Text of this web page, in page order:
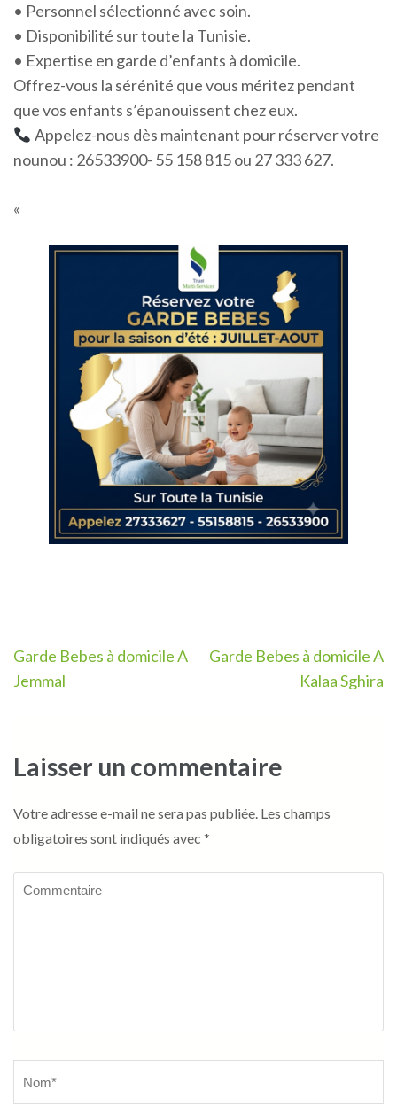
• Personnel sélectionné avec soin.
• Disponibilité sur toute la Tunisie.
• Expertise en garde d’enfants à domicile.
Offrez-vous la sérénité que vous méritez pendant
que vos enfants s’épanouissent chez eux.
Appelez-nous dès maintenant pour réserver votre
nounou : 26533900- 55 158 815 ou 27 333 627.
«
Navigation
de
Garde Bebes à domicile A
Jemmal
Garde Bebes à domicile A
Kalaa Sghira
Laisser un commentaire
Votre adresse e-mail ne sera pas publiée. Les champs
obligatoires sont indiqués avec *
Commentaire